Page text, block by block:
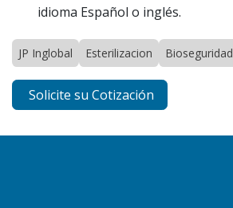
idioma Español o inglés.
JP Inglobal Esterilizacion Bioseguridad
Solicite su Cotización